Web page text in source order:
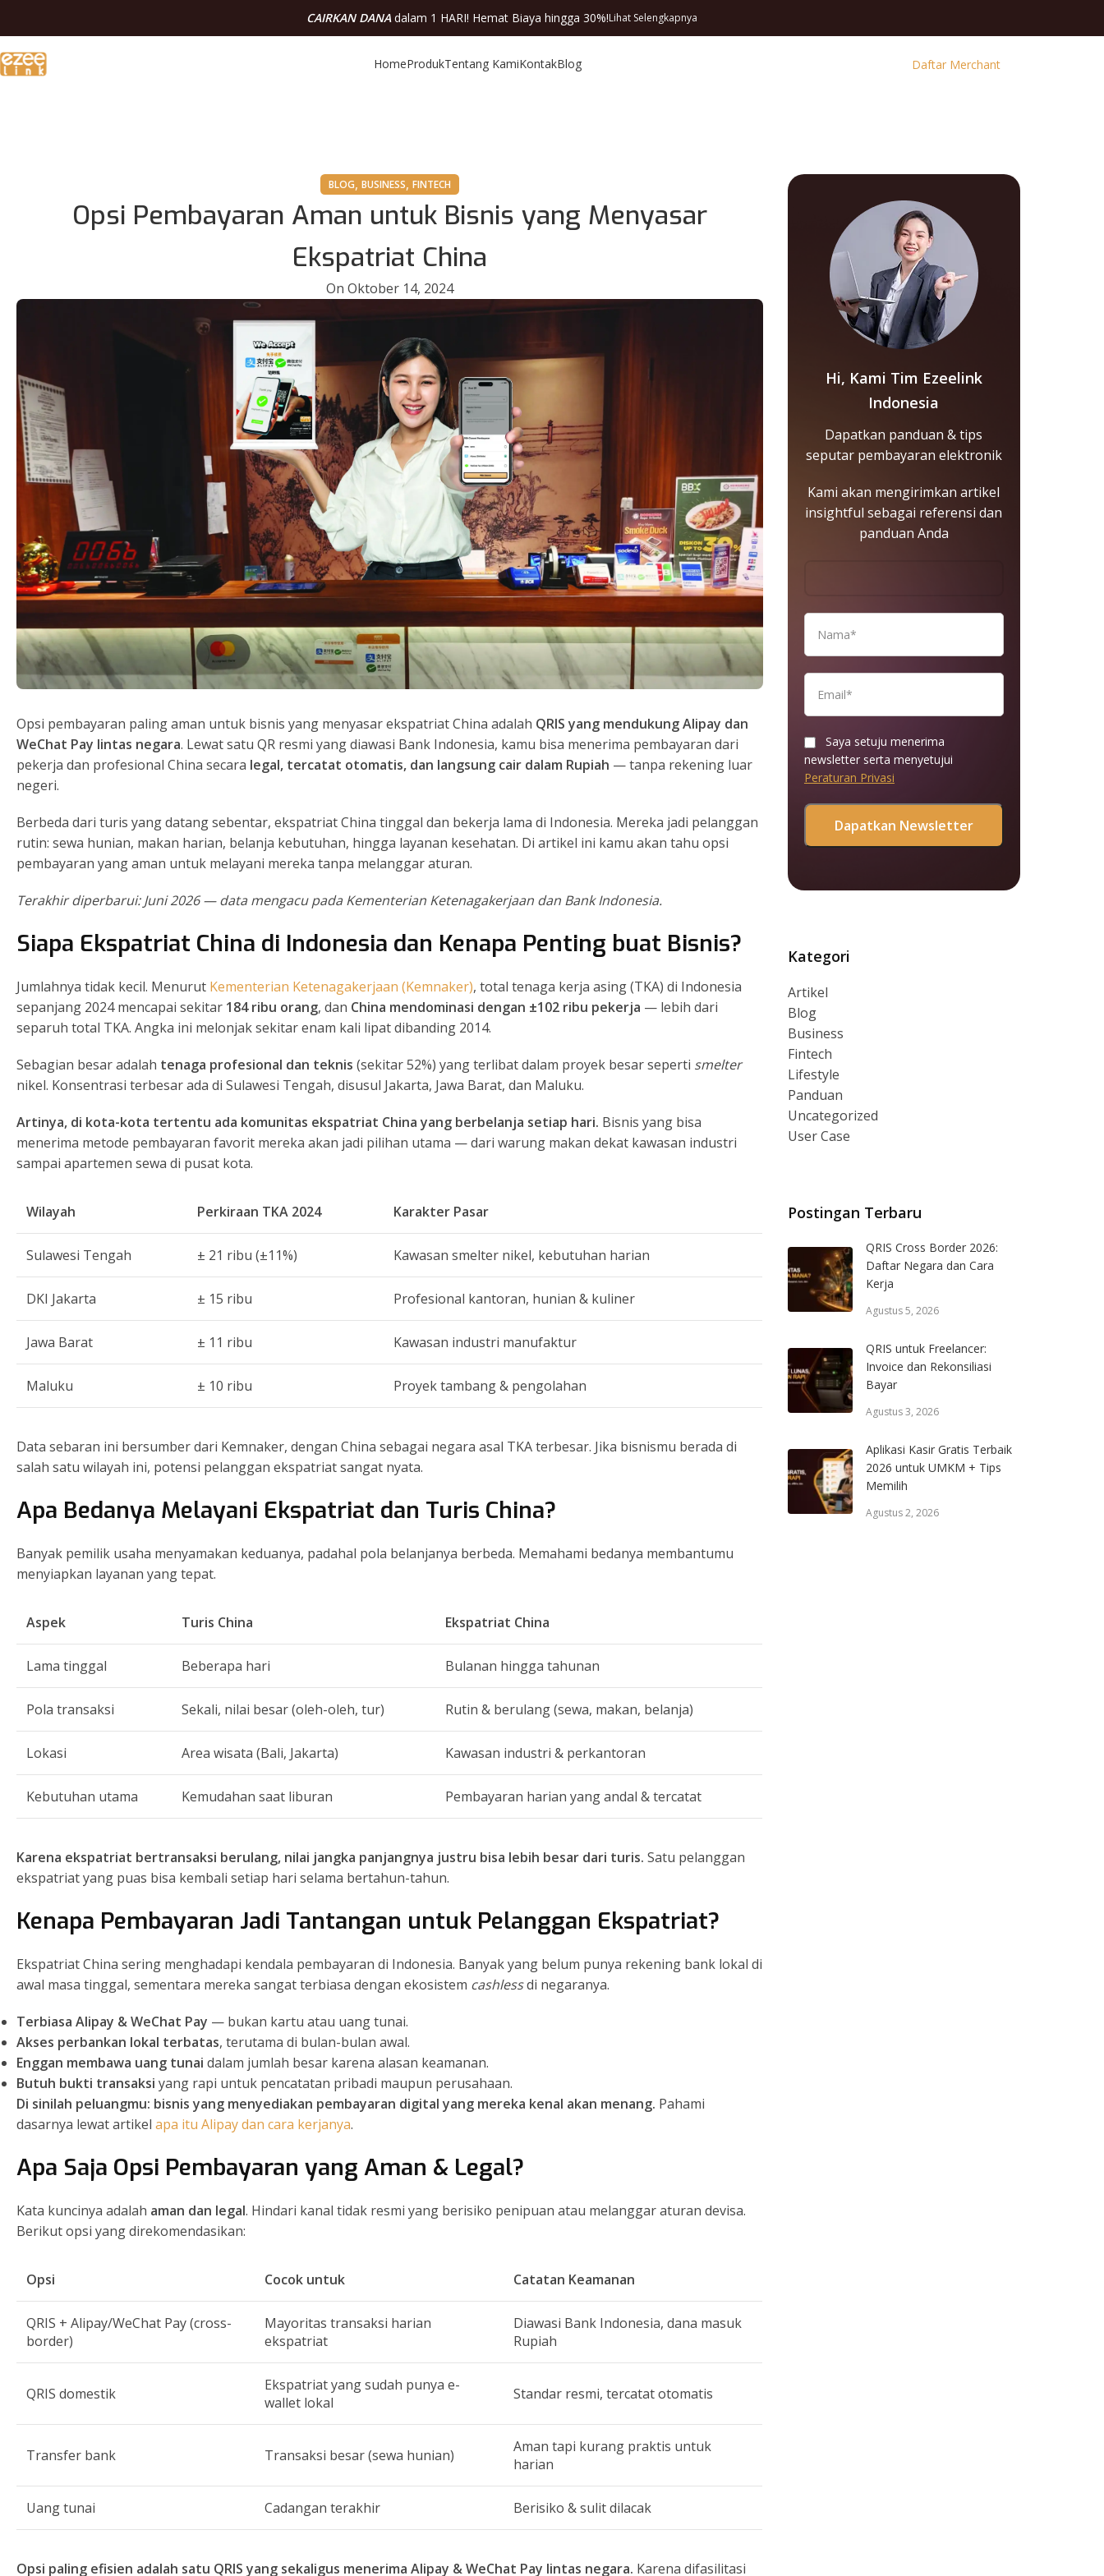
CAIRKAN DANAdalam 1 HARI! Hemat Biaya hingga 30%!Lihat Selengkapnya
HomeProdukTentang KamiKontakBlog Daftar Merchant
BLOG, BUSINESS, FINTECH
Opsi Pembayaran Aman untuk Bisnis yang Menyasar
Ekspatriat China
On Oktober 14, 2024
Opsi pembayaran paling aman untuk bisnis yang menyasar ekspatriat China adalah QRIS yang mendukung Alipay dan
WeChat Pay lintas negara. Lewat satu QR resmi yang diawasi Bank Indonesia, kamu bisa menerima pembayaran dari
pekerja dan profesional China secara legal, tercatat otomatis, dan langsung cair dalam Rupiah — tanpa rekening luar
negeri.
Berbeda dari turis yang datang sebentar, ekspatriat China tinggal dan bekerja lama di Indonesia. Mereka jadi pelanggan
rutin: sewa hunian, makan harian, belanja kebutuhan, hingga layanan kesehatan. Di artikel ini kamu akan tahu opsi
pembayaran yang aman untuk melayani mereka tanpa melanggar aturan.
Terakhir diperbarui: Juni 2026 — data mengacu pada Kementerian Ketenagakerjaan dan Bank Indonesia.
Siapa Ekspatriat China di Indonesia dan Kenapa Penting buat Bisnis?
Jumlahnya tidak kecil. Menurut Kementerian Ketenagakerjaan (Kemnaker), total tenaga kerja asing (TKA) di Indonesia
sepanjang 2024 mencapai sekitar 184 ribu orang, dan China mendominasi dengan ±102 ribu pekerja — lebih dari
separuh total TKA. Angka ini melonjak sekitar enam kali lipat dibanding 2014.
Sebagian besar adalah tenaga profesional dan teknis (sekitar 52%) yang terlibat dalam proyek besar seperti smelter
nikel. Konsentrasi terbesar ada di Sulawesi Tengah, disusul Jakarta, Jawa Barat, dan Maluku.
Artinya, di kota-kota tertentu ada komunitas ekspatriat China yang berbelanja setiap hari. Bisnis yang bisa
menerima metode pembayaran favorit mereka akan jadi pilihan utama — dari warung makan dekat kawasan industri
sampai apartemen sewa di pusat kota.
Wilayah Perkiraan TKA 2024 Karakter Pasar
Sulawesi Tengah ± 21 ribu (±11%) Kawasan smelter nikel, kebutuhan harian
DKI Jakarta ± 15 ribu Profesional kantoran, hunian & kuliner
Jawa Barat ± 11 ribu Kawasan industri manufaktur
Maluku ± 10 ribu Proyek tambang & pengolahan
Data sebaran ini bersumber dari Kemnaker, dengan China sebagai negara asal TKA terbesar. Jika bisnismu berada di
salah satu wilayah ini, potensi pelanggan ekspatriat sangat nyata.
Apa Bedanya Melayani Ekspatriat dan Turis China?
Banyak pemilik usaha menyamakan keduanya, padahal pola belanjanya berbeda. Memahami bedanya membantumu
menyiapkan layanan yang tepat.
Aspek Turis China Ekspatriat China
Lama tinggal Beberapa hari Bulanan hingga tahunan
Pola transaksi Sekali, nilai besar (oleh-oleh, tur) Rutin & berulang (sewa, makan, belanja)
Lokasi Area wisata (Bali, Jakarta) Kawasan industri & perkantoran
Kebutuhan utama Kemudahan saat liburan Pembayaran harian yang andal & tercatat
Karena ekspatriat bertransaksi berulang, nilai jangka panjangnya justru bisa lebih besar dari turis. Satu pelanggan
ekspatriat yang puas bisa kembali setiap hari selama bertahun-tahun.
Kenapa Pembayaran Jadi Tantangan untuk Pelanggan Ekspatriat?
Ekspatriat China sering menghadapi kendala pembayaran di Indonesia. Banyak yang belum punya rekening bank lokal di
awal masa tinggal, sementara mereka sangat terbiasa dengan ekosistem cashlessdi negaranya.
Terbiasa Alipay & WeChat Pay — bukan kartu atau uang tunai.
Akses perbankan lokal terbatas, terutama di bulan-bulan awal.
Enggan membawa uang tunai dalam jumlah besar karena alasan keamanan.
Butuh bukti transaksi yang rapi untuk pencatatan pribadi maupun perusahaan.
Di sinilah peluangmu: bisnis yang menyediakan pembayaran digital yang mereka kenal akan menang. Pahami
dasarnya lewat artikel apa itu Alipay dan cara kerjanya.
Apa Saja Opsi Pembayaran yang Aman & Legal?
Kata kuncinya adalah aman dan legal. Hindari kanal tidak resmi yang berisiko penipuan atau melanggar aturan devisa.
Berikut opsi yang direkomendasikan:
Opsi Cocok untuk Catatan Keamanan
QRIS + Alipay/WeChat Pay (cross-
border)
Mayoritas transaksi harian
ekspatriat
Diawasi Bank Indonesia, dana masuk
Rupiah
QRIS domestik
Ekspatriat yang sudah punya e-
wallet lokal
Standar resmi, tercatat otomatis
Transfer bank Transaksi besar (sewa hunian)
Aman tapi kurang praktis untuk
harian
Uang tunai Cadangan terakhir Berisiko & sulit dilacak
Opsi paling efisien adalah satu QRIS yang sekaligus menerima Alipay & WeChat Pay lintas negara. Karena difasilitasi
Hi, Kami Tim Ezeelink
Indonesia
Dapatkan panduan & tips
seputar pembayaran elektronik
Kami akan mengirimkan artikel
insightful sebagai referensi dan
panduan Anda
Saya setuju menerima
newsletter serta menyetujui
Peraturan Privasi
Kategori
Artikel
Blog
Business
Fintech
Lifestyle
Panduan
Uncategorized
User Case
Postingan Terbaru
QRIS Cross Border 2026:
Daftar Negara dan Cara
Kerja
Agustus 5, 2026
QRIS untuk Freelancer:
Invoice dan Rekonsiliasi
Bayar
Agustus 3, 2026
Aplikasi Kasir Gratis Terbaik
2026 untuk UMKM + Tips
Memilih
Agustus 2, 2026